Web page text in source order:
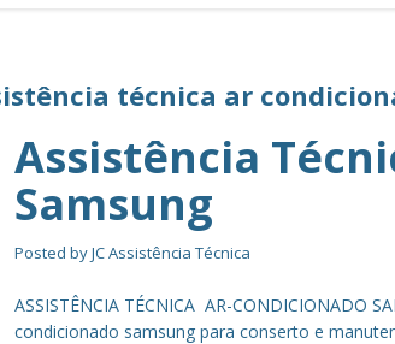
técnica ar
Assistência
Samsung
Posted byJC Assistência Técnica
ASSISTÊNCIA TÉCNICA AR-CONDICIONADO
condicionado samsung para conserto e